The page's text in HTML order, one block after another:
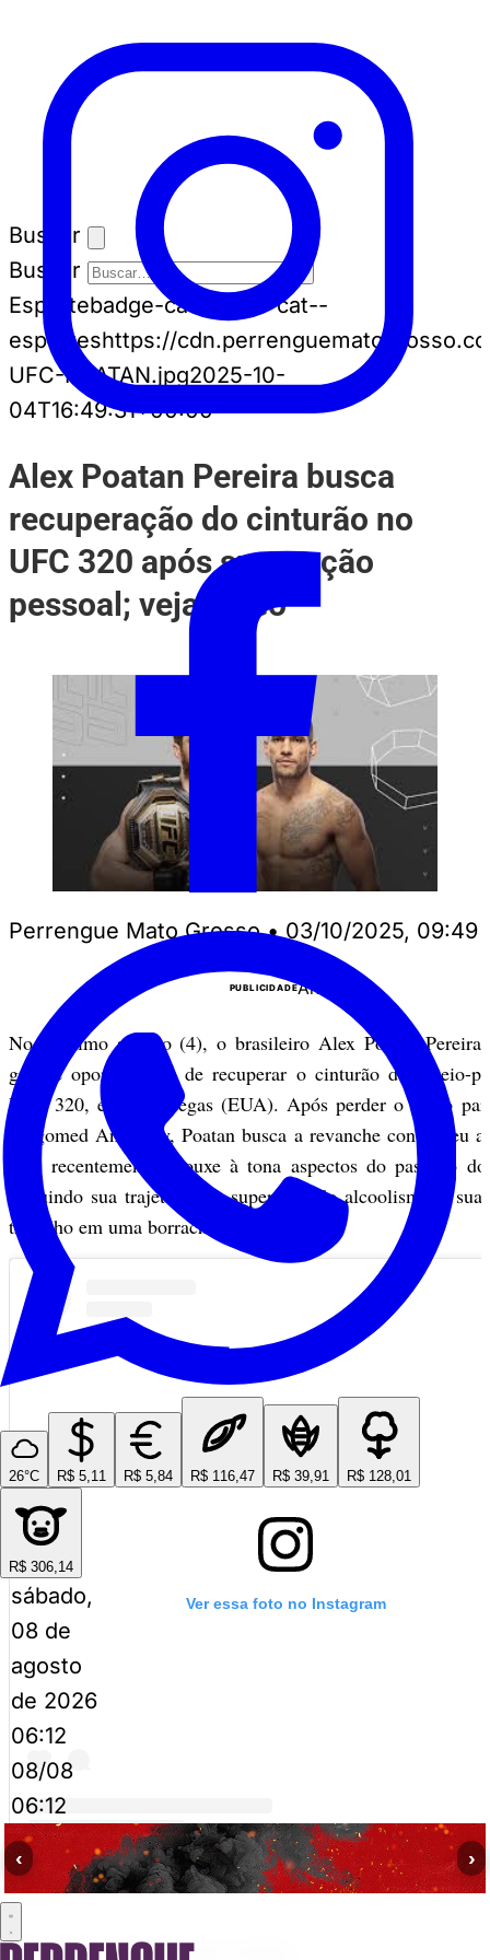
26°C R$ 5,11 R$ 5,84 R$ 116,47 R$ 39,91 R$ 128,01
R$ 306,14
sábado,
08 de
agosto
de 2026
06:12
08/08
06:12
‹ ›
Buscar
Buscar
Esportebadge-cat badge-cat--
esporteshttps://
UFC-POATAN.jpg2025-10-
04T16:49:31+00:00
Alex Poatan Pereira busca
recuperação do cinturão no
UFC 320 após superação
pessoal; veja vídeo
Perrengue Mato Grosso • 03/10/2025, 09:49
PUBLICIDADEAnuncie
No próximo sábado (4), o brasileiro Alex Poatan Pereira
grande oportunidade de recuperar o cinturão dos meio-
UFC 320, em Las Vegas (EUA). Após perder o título
Magomed Ankalaev, Poatan busca a revanche contra seu
que, recentemente, trouxe à tona aspectos do passado
incluindo sua trajetória de superação do alcoolismo e sua
trabalho em uma borracharia.
Ver essa foto no Instagram
Uma publicação compartilhada por Yago Rédua | Jornalista
A revanche contra Magomed Ankalaev